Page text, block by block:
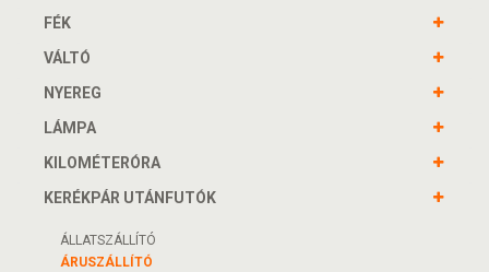
FÉK
VÁLTÓ
NYEREG
LÁMPA
KILOMÉTERÓRA
KERÉKPÁR UTÁNFUTÓK
ÁLLATSZÁLLÍTÓ
ÁRUSZÁLLÍTÓ